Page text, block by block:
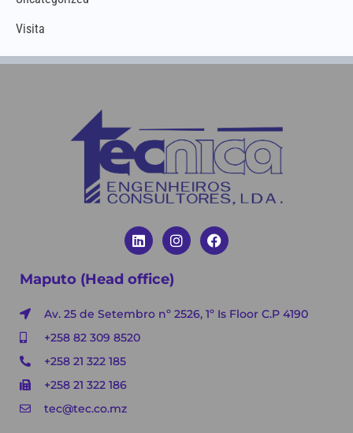
Visita
Maputo (Head office)
Av. 25 de Setembro nº 2526, 1º Is Floor C.P 4190
+258 82 309 8520
+258 21 322 185
+258 21 322 186
tec@tec.co.mz